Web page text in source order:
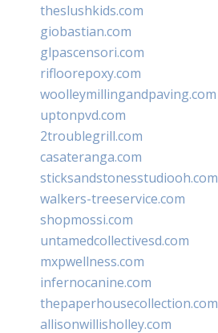
theslushkids.com
giobastian.com
glpascensori.com
rifloorepoxy.com
woolleymillingandpaving.com
uptonpvd.com
2troublegrill.com
casateranga.com
sticksandstonesstudiooh.com
walkers-treeservice.com
shopmossi.com
untamedcollectivesd.com
mxpwellness.com
infernocanine.com
thepaperhousecollection.com
allisonwillisholley.com